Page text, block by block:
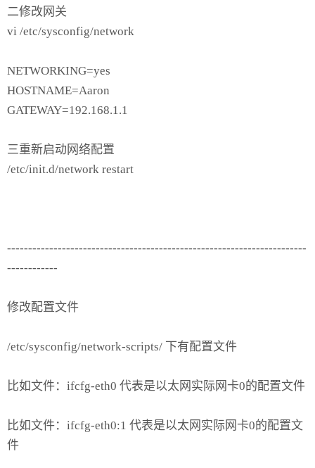
二修改网关
vi /etc/sysconfig/network
NETWORKING=yes
HOSTNAME=Aaron
GATEWAY=192.168.1.1
三重新启动网络配置
/etc/init.d/network restart
-----------------------------------------------------------------------
------------
修改配置文件
/etc/sysconfig/network-scripts/ 下有配置文件
比如文件：ifcfg-eth0 代表是以太网实际网卡0的配置文件
比如文件：ifcfg-eth0:1 代表是以太网实际网卡0的配置文
件